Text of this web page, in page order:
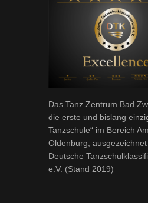
Das Tanz Zentrum Bad
die erste und bislang
Tanzschule“ im Bereich
Oldenburg,
Deutsche
e.V. (Stand 2019)